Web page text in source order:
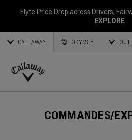
Elyte Price Drop across Drivers,
EXPLORE
CALLAWAY ODYSSEY
Callaway
COMMANDES/